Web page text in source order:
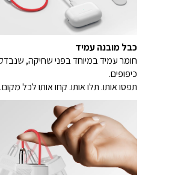
כבל מובנה עמיד
כיפופים.
תפסו אותו. תלו אותו. קחו אותו לכל מקום.